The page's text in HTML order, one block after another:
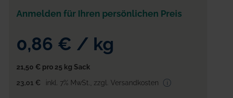
Anmelden für Ihren persönlichen Preis
0,86 € / kg
21,50 € pro 25 kg Sack
23,01 €
inkl. 7% MwSt. zzgl. Versandkosten